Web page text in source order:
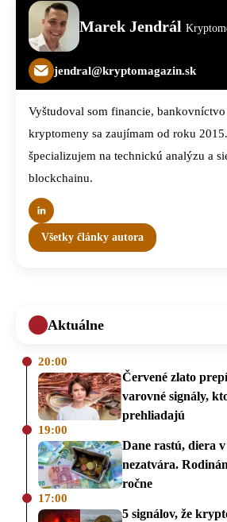
Marek Jendrál
jendral@kryptomagazin.sk
Vyštudoval som financie,
kryptomeny sa zaujímam od roku
špecializujem na technickú analýzu a
blockchainu.
Všetky články autora
Aktuálne
20:00
Červené zlato
varovné signály,
prehliadajú
19:00
Dane rastú, diera
nezatvára.
ročne
17:00
5 signálov, že